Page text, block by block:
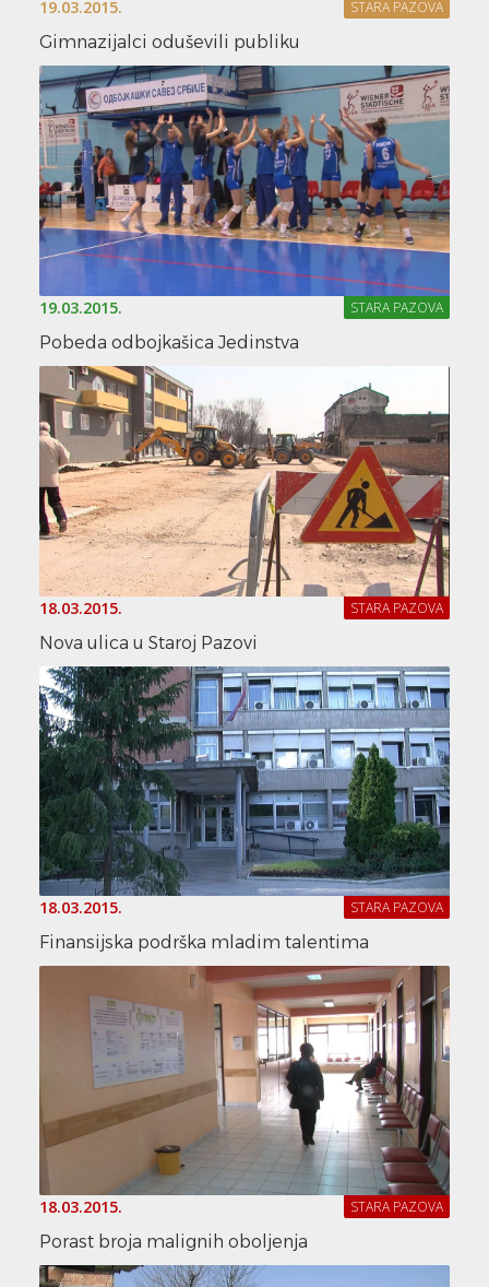
19.03.2015. STARA PAZOVA
Gimnazijalci oduševili publiku
19.03.2015. STARA PAZOVA
Pobeda odbojkašica Jedinstva
18.03.2015. STARA PAZOVA
Nova ulica u Staroj Pazovi
18.03.2015. STARA PAZOVA
Finansijska podrška mladim talentima
18.03.2015. STARA PAZOVA
Porast broja malignih oboljenja